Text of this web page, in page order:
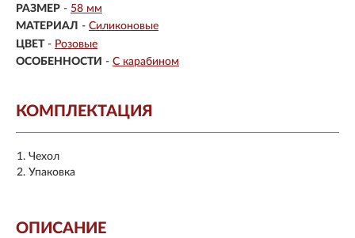
РАЗМЕР - 58 мм
МАТЕРИАЛ - Силиконовые
ЦВЕТ - Розовые
ОСОБЕННОСТИ - С карабином
КОМПЛЕКТАЦИЯ
Чехол
Упаковка
ОПИСАНИЕ